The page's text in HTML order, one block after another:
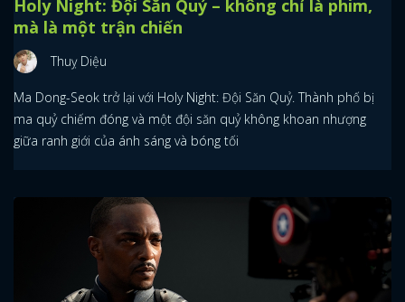
Holy Night: Đội Săn Quỷ – không chỉ là phim,
mà là một trận chiến
Thuỵ Diệu
Ma Dong-Seok trở lại với Holy Night: Đội Săn Quỷ. Thành phố bị
ma quỷ chiếm đóng và một đội săn quỷ không khoan nhượng
giữa ranh giới của ánh sáng và bóng tối